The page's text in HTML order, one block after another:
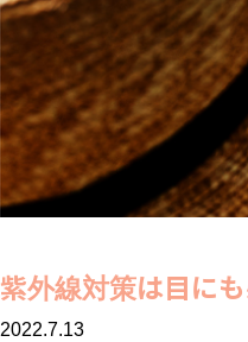
紫外線対策は目に
2022.7.13